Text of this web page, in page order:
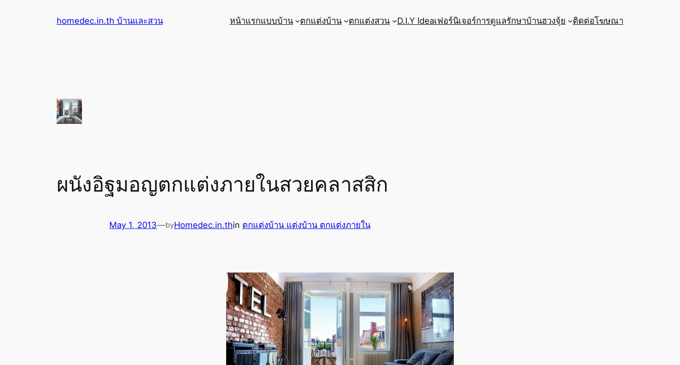
homedec.in.th บ้านและสวน หน้าแรกแบบบ้าน ตกแต่งบ้าน ตกแต่งสวน D.I.Y Ideaเฟอร์นิเจอร์การดูแลรักษาบ้านฮวงจุ้ย ติดต่อโฆษณา
ผนังอิฐมอญตกแต่งภายในสวยคลาสสิก
May 1, 2013—byHomedec.in.thin ตกแต่งบ้าน แต่งบ้าน ตกแต่งภายใน